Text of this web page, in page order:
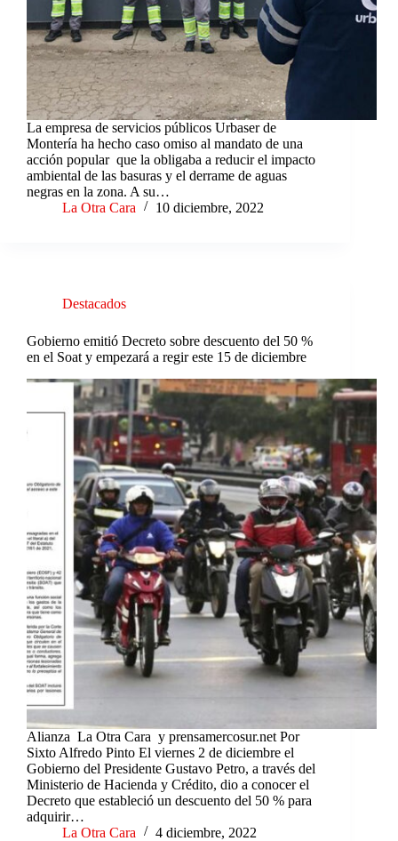
La empresa de servicios públicos Urbaser de
Montería ha hecho caso omiso al mandato de una
acción popular que la obligaba a reducir el impacto
ambiental de las basuras y el derrame de aguas
negras en la zona. A su…
La Otra Cara
10 diciembre, 2022
Destacados
Gobierno emitió Decreto sobre descuento del 50 %
en el Soat y empezará a regir este 15 de diciembre
Alianza La Otra Cara y prensamercosur.net Por
Sixto Alfredo Pinto El viernes 2 de diciembre el
Gobierno del Presidente Gustavo Petro, a través del
Ministerio de Hacienda y Crédito, dio a conocer el
Decreto que estableció un descuento del 50 % para
adquirir…
La Otra Cara
4 diciembre, 2022